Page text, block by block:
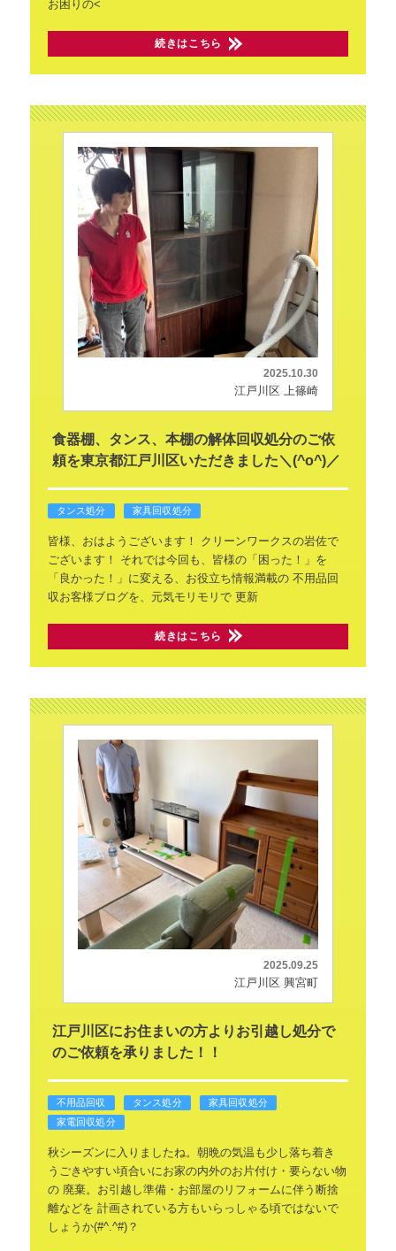
お困りの<
続きはこちら
2025.10.30
江戸川区 上篠崎
食器棚、タンス、本棚の解体回収処分のご依
頼を東京都江戸川区いただきました＼(^o^)／
タンス処分 家具回収処分
皆様、おはようございます！
クリーンワークスの岩佐で
ございます！
それでは今回も、皆様の「困った！」を
「良かった！」に変える、お役立ち情報満載の不用品回
収お客様ブログを、元気モリモリで更新
続きはこちら
2025.09.25
江戸川区 興宮町
江戸川区にお住まいの方よりお引越し処分で
のご依頼を承りました！！
不用品回収 タンス処分
家具回収処分
家電回収処分
秋シーズンに入りましたね。朝晩の気温も少し落ち着き
うごきやすい頃合いにお家の内外のお片付け・要らない物
の廃棄。お引越し準備・お部屋のリフォームに伴う断捨
離などを 計画されている方もいらっしゃる頃ではないで
しょうか(#^.^#)？